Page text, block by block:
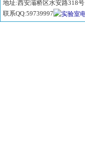
地址:西安灞桥区水安路318号
联系QQ:59739997